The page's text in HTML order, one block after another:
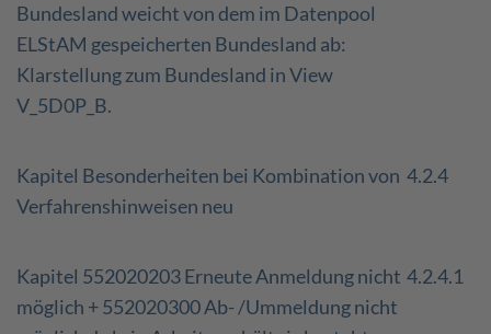
Bundesland weicht von dem im Datenpool
ELStAM gespeicherten Bundesland ab:
Klarstellung zum Bundesland in View
V_5D0P_B.
Kapitel Besonderheiten bei Kombination von
Verfahrenshinweisen neu
4.2.4
Kapitel 552020203 Erneute Anmeldung nicht
möglich + 552020300 Ab- /Ummeldung nicht
4.2.4.1